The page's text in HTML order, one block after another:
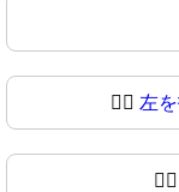
👈🏻 左
👈🏼